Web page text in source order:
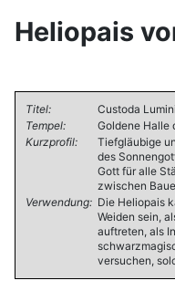
Heliopais
Titel:
Custoda Lumini
Tempel:
Goldene Halle
Kurzprofil:
Tiefgläubige
des
Gott für alle
zwischen
Verwendung: Die Heliopais
Weiden sein,
auftreten, als
versuchen,